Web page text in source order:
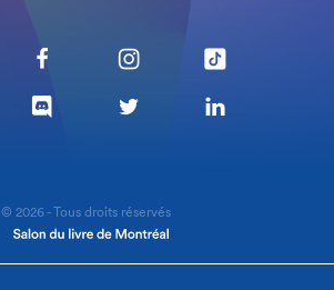
© 2026 - Tous droits réservés